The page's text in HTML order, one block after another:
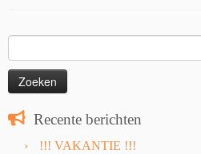
naar:
Recente berichten
!!! VAKANTIE !!!